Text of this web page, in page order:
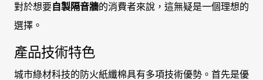
對於想要自製隔音牆的消費者來說，這無疑是一個理想的
選擇。
產品技術特色
城市綠材科技的防火紙纖棉具有多項技術優勢。首先是優